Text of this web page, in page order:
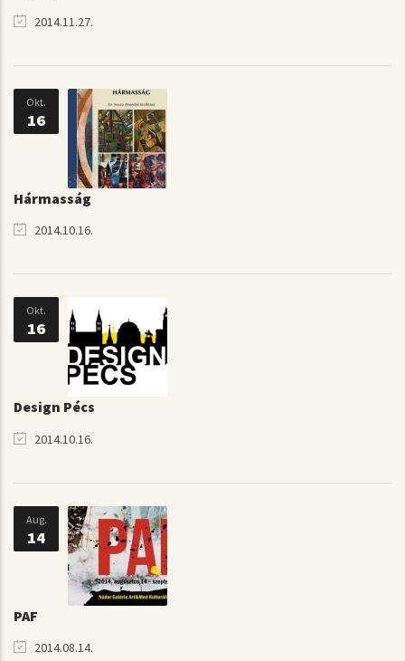
2014.11.27.
Okt.
16
Hármasság
2014.10.16.
Okt.
16
Design Pécs
2014.10.16.
Aug.
14
PAF
2014.08.14.